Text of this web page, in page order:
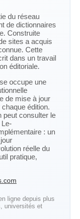
du réseau
de dictionnaires
Construite
sites a acquis
Cette
dans un travail
éditoriale.
occupe une
de mise à jour
édition.
peut consulter le
Le-
: un
réelle du
pratique,
ligne depuis plus
universités et